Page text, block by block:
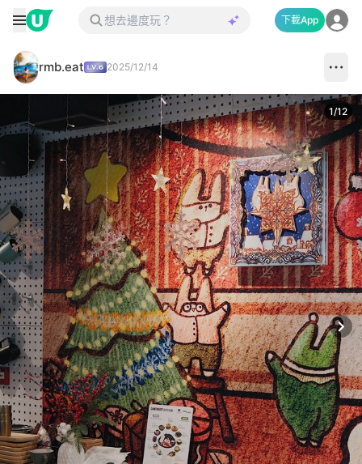
下載App
rmb.eat 2025/12/14
1/12